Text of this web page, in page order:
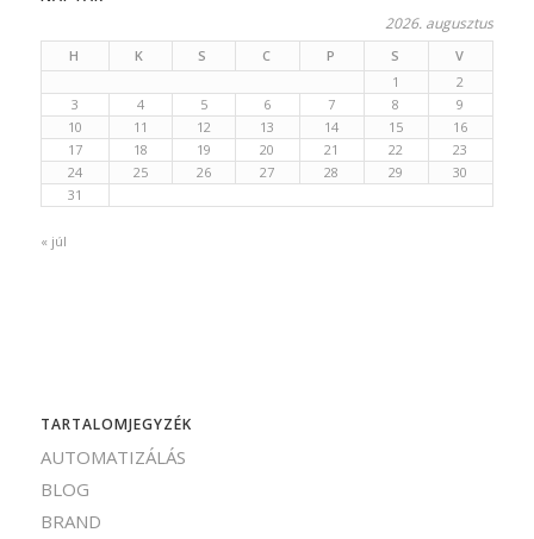
2026. augusztus
H K S C P S
V
1
2
3
4 5 6 7 8
9
10
11 12 13 14 15
16
17
18 19 20 21 22
23
24
25 26 27 28 29
30
31
« júl
TARTALOMJEGYZÉK
AUTOMATIZÁLÁS
BLOG
BRAND